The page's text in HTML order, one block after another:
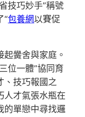
技巧妙手”稱號
“包養網以賽促
黌舍與家庭。
位一體”協同育
、技巧報國之
人才氣張水瓶在
的單戀中尋找邏